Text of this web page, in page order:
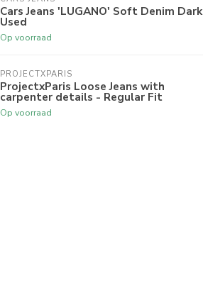
Cars Jeans 'LUGANO' Soft Denim Dark
Used
Op voorraad
PROJECTXPARIS
ProjectxParis Loose Jeans with
carpenter details - Regular Fit
Op voorraad